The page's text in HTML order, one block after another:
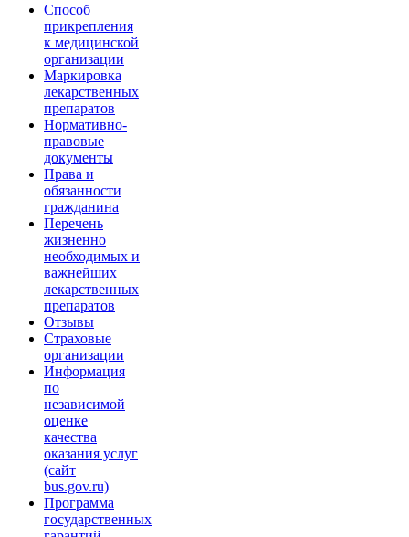
Способ
прикрепления
к медицинской
организации
Маркировка
лекарственных
препаратов
Нормативно-
правовые
документы
Права и
обязанности
гражданина
Перечень
жизненно
необходимых и
важнейших
лекарственных
препаратов
Отзывы
Страховые
организации
Информация
по
независимой
оценке
качества
оказания услуг
(сайт
bus.gov.ru)
Программа
государственных